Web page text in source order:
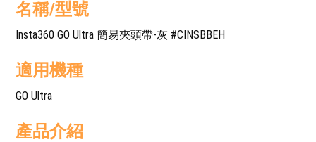
名稱/型號
Insta360 GO Ultra 簡易夾頭帶-灰 #CINSBBEH
適用機種
GO Ultra
產品介紹